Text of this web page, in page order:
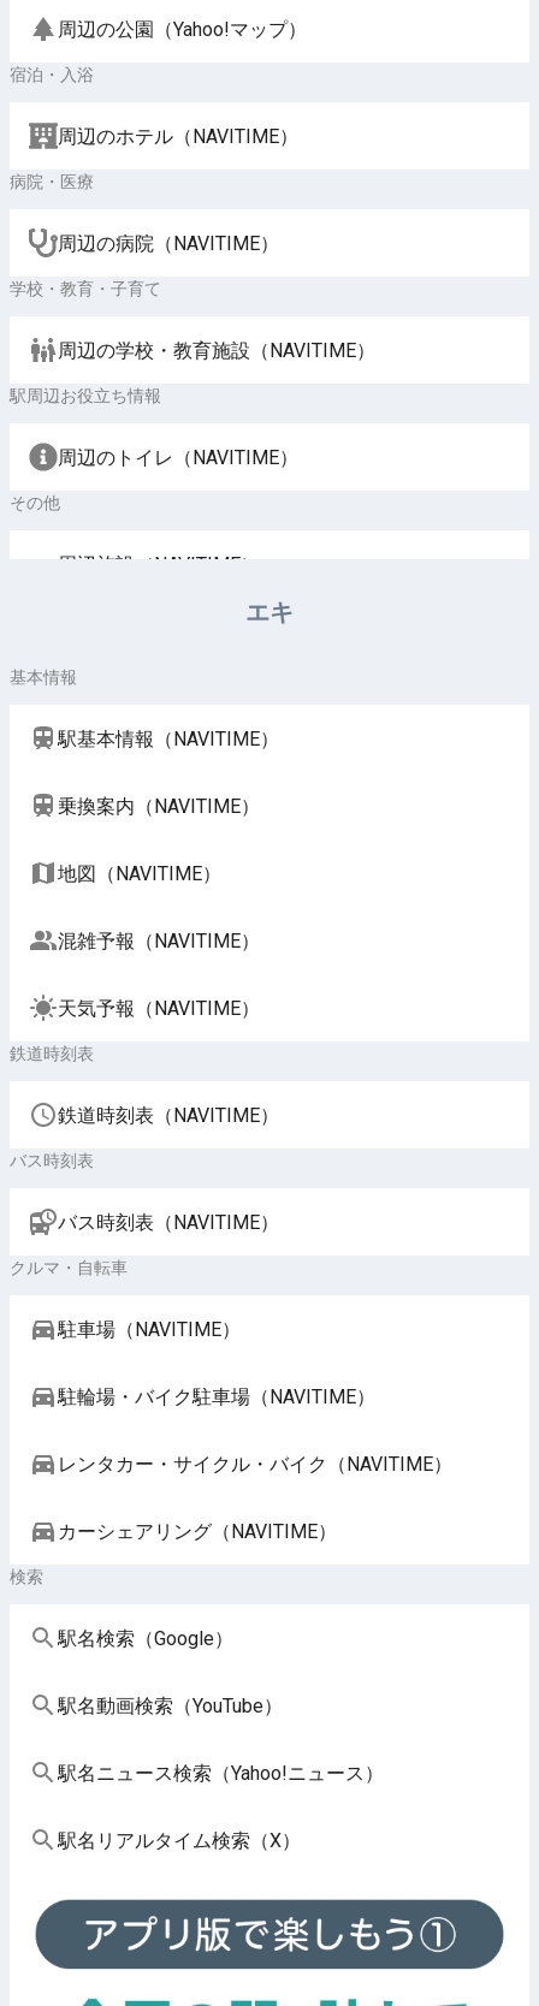
周辺の公園（Yahoo!マップ）
宿泊・入浴
周辺のホテル（NAVITIME）
病院・医療
周辺の病院（NAVITIME）
学校・教育・子育て
周辺の学校・教育施設（NAVITIME）
駅周辺お役立ち情報
周辺のトイレ（NAVITIME）
その他
周辺施設（NAVITIME）
エキ
基本情報
駅基本情報（NAVITIME）
乗換案内（NAVITIME）
地図（NAVITIME）
混雑予報（NAVITIME）
天気予報（NAVITIME）
鉄道時刻表
鉄道時刻表（NAVITIME）
バス時刻表
バス時刻表（NAVITIME）
クルマ・自転車
駐車場（NAVITIME）
駐輪場・バイク駐車場（NAVITIME）
レンタカー・サイクル・バイク（NAVITIME）
カーシェアリング（NAVITIME）
検索
駅名検索（Google）
駅名動画検索（YouTube）
駅名ニュース検索（Yahoo!ニュース）
駅名リアルタイム検索（X）